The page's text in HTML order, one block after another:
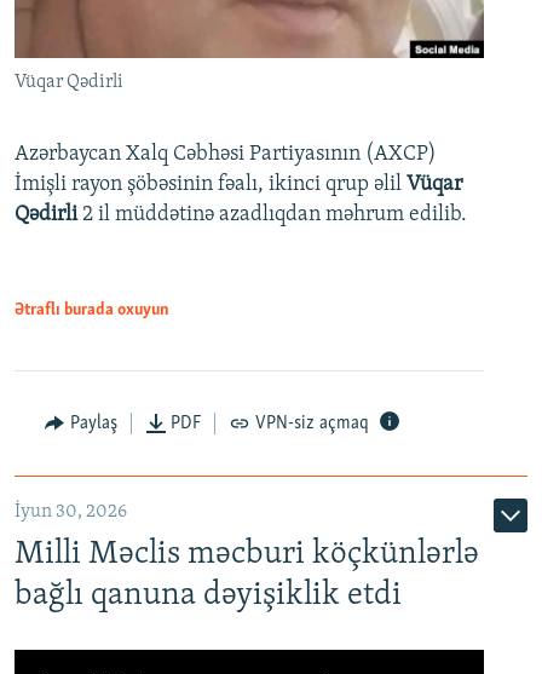
Vüqar Qədirli
Azərbaycan Xalq Cəbhəsi Partiyasının (AXCP)
İmişli rayon şöbəsinin fəalı, ikinci qrup əlil Vüqar
Qədirli2 il müddətinə azadlıqdan məhrum edilib.
Ətraflı burada oxuyun
Paylaş PDF VPN-siz açmaq
İyun 30, 2026
Milli Məclis məcburi köçkünlərlə
bağlı qanuna dəyişiklik etdi